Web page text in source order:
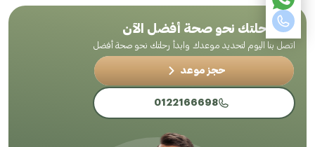
ابدأ رحلتك نحو صحة أفضل الآن
اتصل بنا اليوم لتحديد موعدك وابدأ رحلتك نحو صحة أفضل
حجز موعد
0122166698